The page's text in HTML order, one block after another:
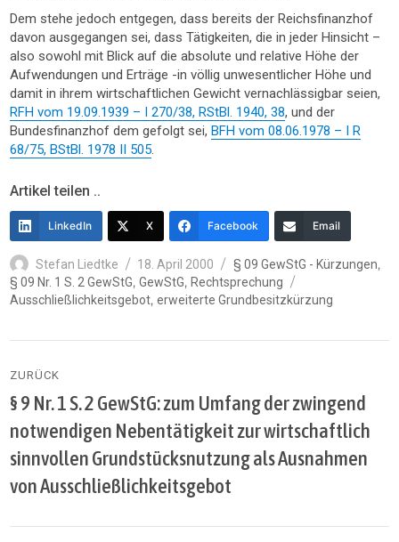
Dem stehe jedoch entgegen, dass bereits der Reichsfinanzhof
davon ausgegangen sei, dass Tätigkeiten, die in jeder Hinsicht –
also sowohl mit Blick auf die absolute und relative Höhe der
Aufwendungen und Erträge -in völlig unwesentlicher Höhe und
damit in ihrem wirtschaftlichen Gewicht vernachlässigbar seien,
RFH vom 19.09.1939 – I 270/38, RStBl. 1940, 38, und der
Bundesfinanzhof dem gefolgt sei,BFH vom 08.06.1978 – I R
68/75, BStBl. 1978 II 505.
Artikel teilen ..
LinkedIn X Facebook Email
Autor
Stefan Liedtke
Veröffentlicht
am
18. April 2000 Kategorien
§ 09 GewStG - Kürzungen,
§ 09 Nr. 1 S. 2 GewStG,GewStG,Rechtsprechung
Ausschließlichkeitsgebot,erweiterte Grundbesitzkürzung
ZURÜCK
Vorheriger
Beitrag:
§ 9 Nr. 1 S. 2 GewStG: zum Umfang der zwingend
notwendigen Nebentätigkeit zur wirtschaftlich
sinnvollen Grundstücksnutzung als Ausnahmen
von Ausschließlichkeitsgebot